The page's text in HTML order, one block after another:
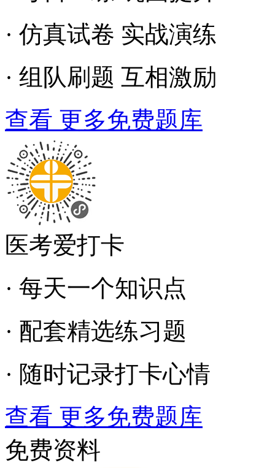
· 仿真试卷 实战演练
· 组队刷题 互相激励
查看 更多免费题库
医考爱打卡
· 每天一个知识点
· 配套精选练习题
· 随时记录打卡心情
查看 更多免费题库
免费资料